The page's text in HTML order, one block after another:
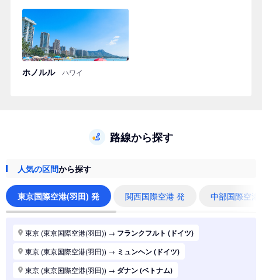
ホノルル ハワイ
路線から探す
人気の区間から探す
東京国際空港(羽田) 発 関西国際空港 発 中部国際空
東京 (東京国際空港(羽田)) → フランクフルト (ドイツ)
東京 (東京国際空港(羽田)) → ミュンヘン (ドイツ)
東京 (東京国際空港(羽田)) → ダナン (ベトナム)